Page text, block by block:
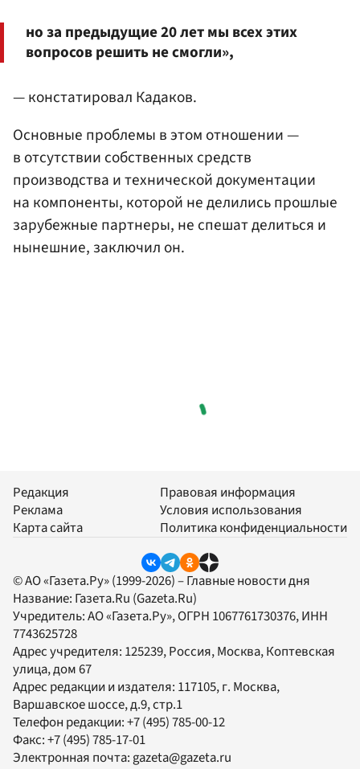
но за предыдущие 20 лет мы всех этих
вопросов решить не смогли»,
— констатировал Кадаков.
Основные проблемы в этом отношении —
в отсутствии собственных средств
производства и технической документации
на компоненты, которой не делились прошлые
зарубежные партнеры, не спешат делиться и
нынешние, заключил он.
Редакция
Реклама
Карта сайта
Правовая информация
Условия использования
Политика конфиденциальности
© АО «Газета.Ру» (1999-2026) – Главные новости дня
Название: Газета.Ru (Gazeta.Ru)
Учредитель:АО «Газета.Ру», ОГРН 1067761730376, ИНН
7743625728
Адрес учредителя: 125239, Россия, Москва, Коптевская
улица, дом 67
Адрес редакции и издателя: 117105, г. Москва,
Варшавское шоссе, д.9, стр.1
Телефон редакции:+7 (495) 785-00-12
Факс:+7 (495) 785-17-01
Электронная почта:gazeta@gazeta.ru